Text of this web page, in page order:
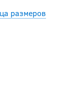
размеров